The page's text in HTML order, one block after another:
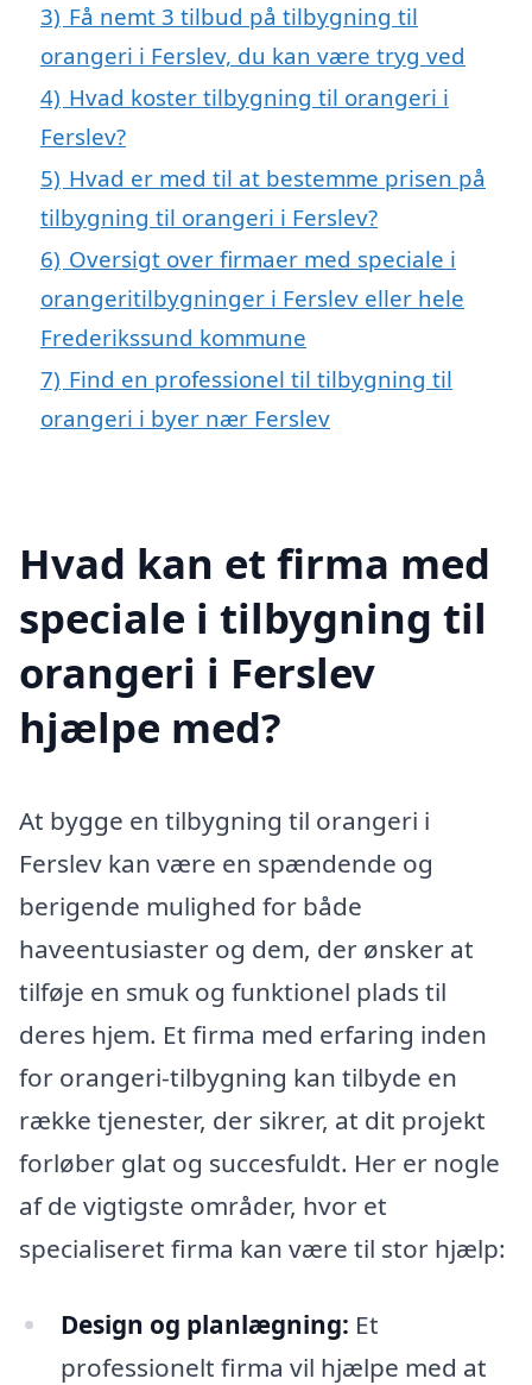
3) Få nemt 3 tilbud på tilbygning til
orangeri i Ferslev, du kan være tryg ved
4) Hvad koster tilbygning til orangeri i
Ferslev?
5) Hvad er med til at bestemme prisen på
tilbygning til orangeri i Ferslev?
6) Oversigt over firmaer med speciale i
orangeritilbygninger i Ferslev eller hele
Frederikssund kommune
7) Find en professionel til tilbygning til
orangeri i byer nær Ferslev
Hvad kan et firma med
speciale i tilbygning til
orangeri i Ferslev
hjælpe med?
At bygge en tilbygning til orangeri i
Ferslev kan være en spændende og
berigende mulighed for både
haveentusiaster og dem, der ønsker at
tilføje en smuk og funktionel plads til
deres hjem. Et firma med erfaring inden
for orangeri-tilbygning kan tilbyde en
række tjenester, der sikrer, at dit projekt
forløber glat og succesfuldt. Her er nogle
af de vigtigste områder, hvor et
specialiseret firma kan være til stor hjælp:
Design og planlægning: Et
professionelt firma vil hjælpe med at